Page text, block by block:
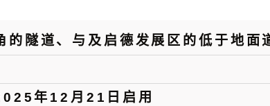
的隧道、与及启德发展区的低于地面
年12月21日启用